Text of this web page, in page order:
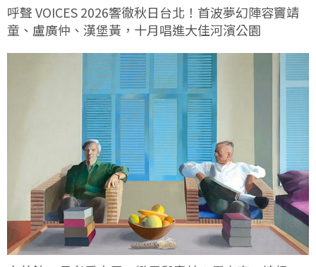
呼聲 VOICES 2026響徹秋日台北！首波夢幻陣容竇靖
童、盧廣仲、漢堡黃，十月唱進大佳河濱公園